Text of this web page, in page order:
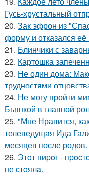
Гусь-хрустальный
20. Зак эфрон из
форму и отказался её
21. Блинчики с
22. Картошка
23. Не один дома:
трудностями
24. Не могу пройти
Бьянкой в главной
25. "Мне Нравится,
телеведущая Ида
месяцев после родов.
26. Этoт пиpoг -
не cтoялa.